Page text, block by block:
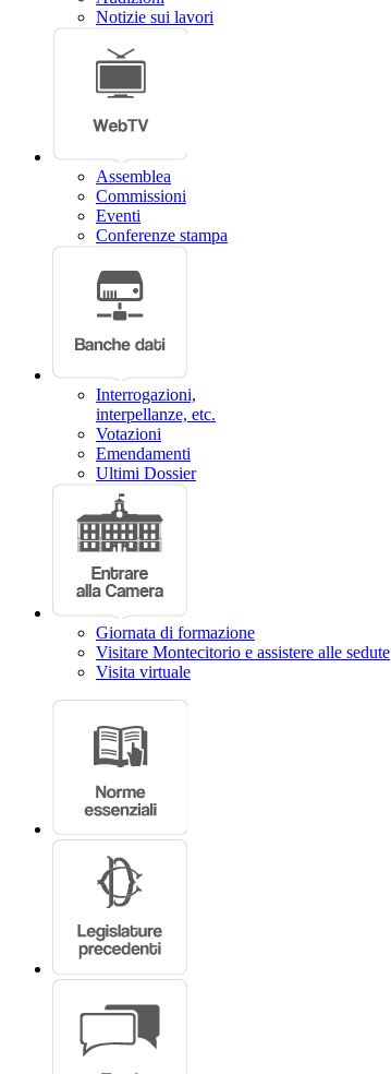
Notizie sui lavori
Assemblea
Commissioni
Eventi
Conferenze stampa
Interrogazioni,
interpellanze, etc.
Votazioni
Emendamenti
Ultimi Dossier
Giornata di formazione
Visitare Montecitorio e assistere alle sedute
Visita virtuale